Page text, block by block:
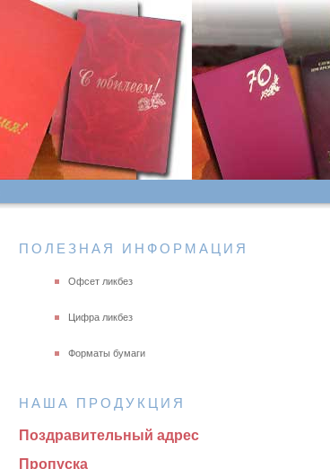
ПОЛЕЗНАЯ ИНФОРМАЦИЯ
Офсет ликбез
Цифра ликбез
Форматы бумаги
НАША ПРОДУКЦИЯ
Поздравительный адрес
Пропуска